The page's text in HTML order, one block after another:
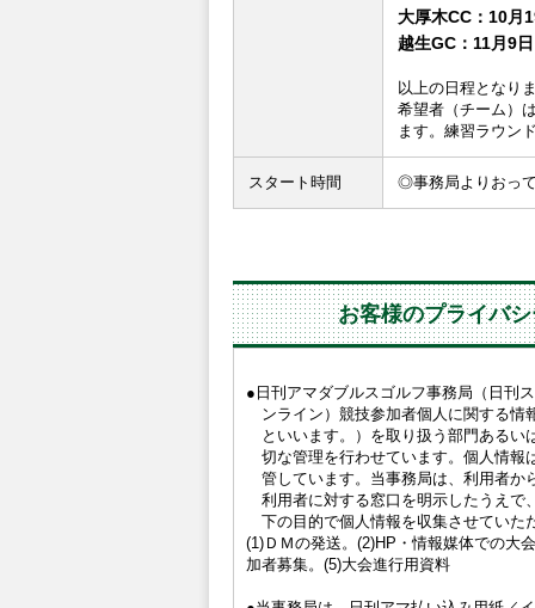
大厚木CC：10月
越生GC：11月9
以上の日程となり
希望者（チーム）
ます。練習ラウン
スタート時間 ◎事務局よりおっ
お客様のプライバ
●日刊アマダブルスゴルフ事務局（日刊
ンライン）競技参加者個人に関する
といいます。）を取り扱う部門ある
切な管理を行わせています。個人情報
管しています。当事務局は、利用者か
利用者に対する窓口を明示したうえで
下の目的で個人情報を収集させていた
(1)ＤＭの発送。(2)HP・情報媒体での大
加者募集。(5)大会進行用資料